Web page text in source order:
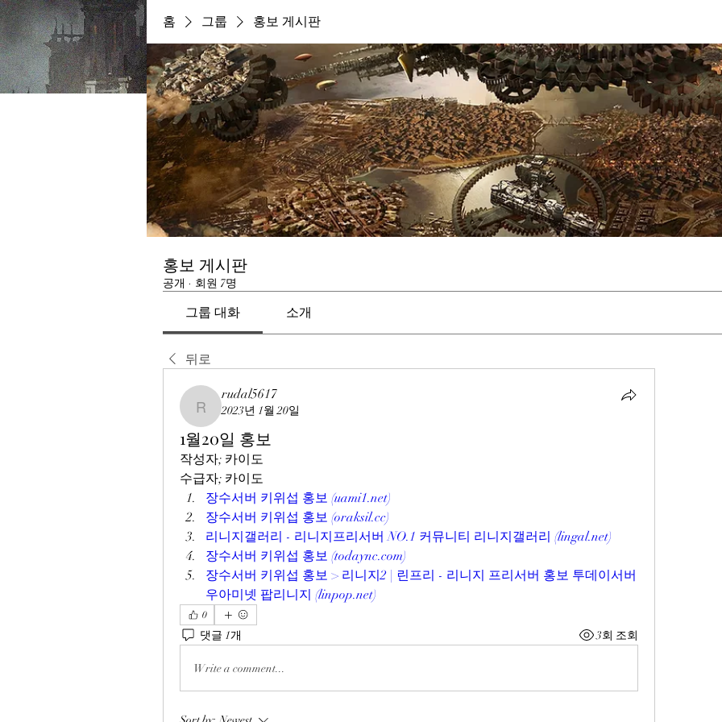
홈 그룹 홍보 게시판
홍보 게시판
공개 · 회원 7명
그룹 대화 소개
뒤로
rudal5617
rudal5617
2023년 1월 20일
1월20일 홍보
작성자; 카이도
수급자; 카이도
장수서버 키위섭 홍보 (uami1.net)
장수서버 키위섭 홍보 (oraksil.cc)
리니지갤러리 - 리니지프리서버 NO.1 커뮤니티 리니지갤러리 (lingal.net)
장수서버 키위섭 홍보 (todaync.com)
장수서버 키위섭 홍보 > 리니지2 | 린프리 - 리니지 프리서버 홍보 투데이서버
우아미넷 팝리니지 (linpop.net)
0
댓글 1개 3회 조회
Write a comment...